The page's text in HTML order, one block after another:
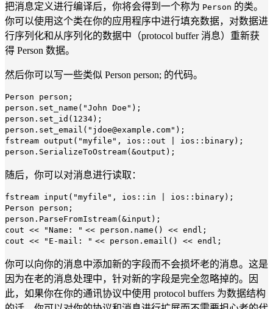
把消息定义进行编译后，你将会得到一个称为 Person 的类。
你可以使用这个类在你的应用程序中进行填充数据，对数据进
行序列化和从序列化的数据中（protocol buffer 消息）重新获
得 Person 数据。
然后你可以写一些类似 Person person; 的代码。
Person person;
person.set_name( "John Doe" );
person.set_id( 1234);
person.set_email( "jdoe@example.com" );
fstream output( "myfile" , ios::out | ios::binary);
person.SerializeToOstream(&output);
随后，你可以对消息进行读取：
fstream input( "myfile" , ios::in | ios::binary);
Person person;
person.ParseFromIstream(&input);
cout <<
"Name: " << person.name() << endl;
cout <<
"E-mail: " << person.email() << endl;
你可以向你的消息中添加新的字段而不会损坏老的消息。这是
因为在老的消息处理中，针对新的字段是完全忽略掉的。因
此，如果你在你的通讯协议中使用 protocol buffers 为数据结构